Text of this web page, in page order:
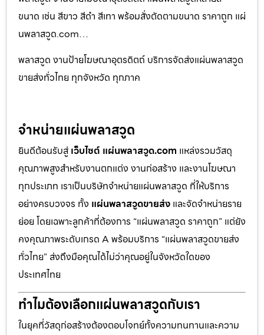
ขนาด เช่น สีขาว สีดำ สีเทา พร้อมสั่งตัดตามขนาด ราคาถูก แผ่
นพลาสวูด.com…
พลาสวูด งานป้ายโฆษณาอุตรดิตถ์ บริการจัดส่งแผ่นพลาสวูด
ขายส่งทั่วไทย ทุกจังหวัด ทุกภาค
จำหน่ายแผ่นพลาสวูด
ยินดีต้อนรับสู่ เว็บไซต์ แผ่นพลาสวูด.com แหล่งรวมวัสดุ
คุณภาพสูงสำหรับงานตกแต่ง งานก่อสร้าง และงานโฆษณา
ทุกประเภท เราเป็นบริษัทจำหน่ายแผ่นพลาสวูด ที่ให้บริการ
อย่างครบวงจร ทั้ง แผ่นพลาสวูดขายส่ง และจัดจำหน่ายราย
ย่อย โดยเฉพาะลูกค้าที่ต้องการ “แผ่นพลาสวูด ราคาถูก” แต่ยัง
คงคุณภาพระดับเกรด A พร้อมบริการ “แผ่นพลาสวูดขายส่ง
ทั่วไทย” ส่งถึงมือคุณได้ไม่ว่าคุณอยู่ในจังหวัดใดของ
ประเทศไทย
ทำไมต้องเลือกแผ่นพลาสวูดกับเรา
ในยุคที่วัสดุก่อสร้างต้องตอบโจทย์ทั้งความทนทานและความ